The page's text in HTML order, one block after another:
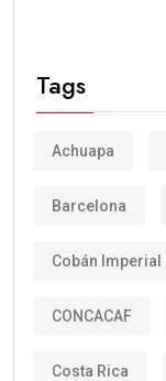
Tags
Achuapa
Barcelona
Cobán Imperial
CONCACAF
Costa Rica